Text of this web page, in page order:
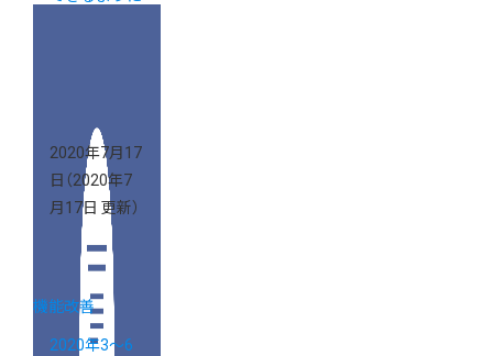
2020年7月17
日 （2020年7
月17日 更新）
機能改善
2020年3～6